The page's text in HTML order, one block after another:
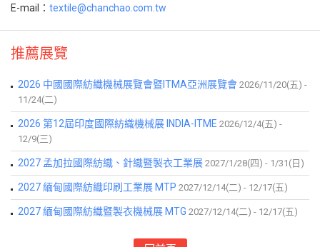
E-mail： textile@chanchao.com.tw
推薦展覽
2026 中國國際紡織機械展覽會暨ITMA亞洲展覽會 2026/11/20(五) -
11/24(二)
2026 第12屆印度國際紡織機械展 INDIA-ITME 2026/12/4(五) -
12/9(三)
2027 孟加拉國際紡織、針織暨製衣工業展 2027/1/28(四) - 1/31(日)
2027 緬甸國際紡織印刷工業展 MTP 2027/12/14(二) - 12/17(五)
2027 緬甸國際紡織暨製衣機械展 MTG 2027/12/14(二) - 12/17(五)